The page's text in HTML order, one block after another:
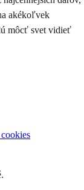
akékoľvek
môcť svet vidieť